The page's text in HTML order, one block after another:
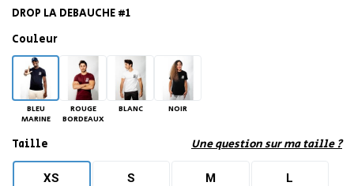
DROP LA DEBAUCHE #1
Couleur
BLEU
MARINE
ROUGE
BORDEAUX
BLANC NOIR
Taille Une question sur ma taille ?
XS S M L